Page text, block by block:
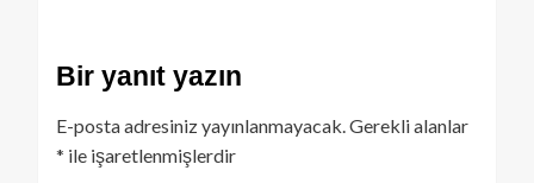
Bir yanıt yazın
E-posta adresiniz yayınlanmayacak.Gerekli alanlar
* ile işaretlenmişlerdir